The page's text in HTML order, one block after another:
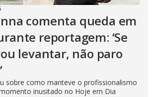
comenta queda em
reportagem: ‘Se
levantar, não paro
sobre como manteve o profissionalismo
inusitado no Hoje em Dia